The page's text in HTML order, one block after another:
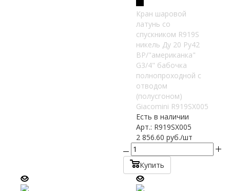
Кран шаровой
латунь со
спускником R919S
никель Ду 20 Ру42
ВР/"американка"
G3/4" бабочка
полнопроходной с
отводом
(полусгоном)
Giacomini R919SX005
Есть в наличии
Арт.: R919SX005
2 856.60 руб./шт
Купить